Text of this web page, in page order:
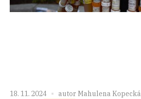
18. 11. 2024 autor Mahulena Kopecká